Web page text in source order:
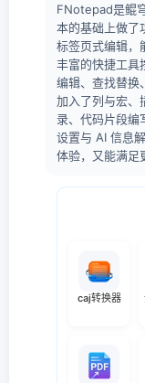
FNotepad是鲲
本的基础上做了
标签页式编辑，
丰富的快捷工具
编辑、查找替换
加入了列与宏、
录、代码片段编
设置与 AI 信息
体验，又能满足
caj转换器